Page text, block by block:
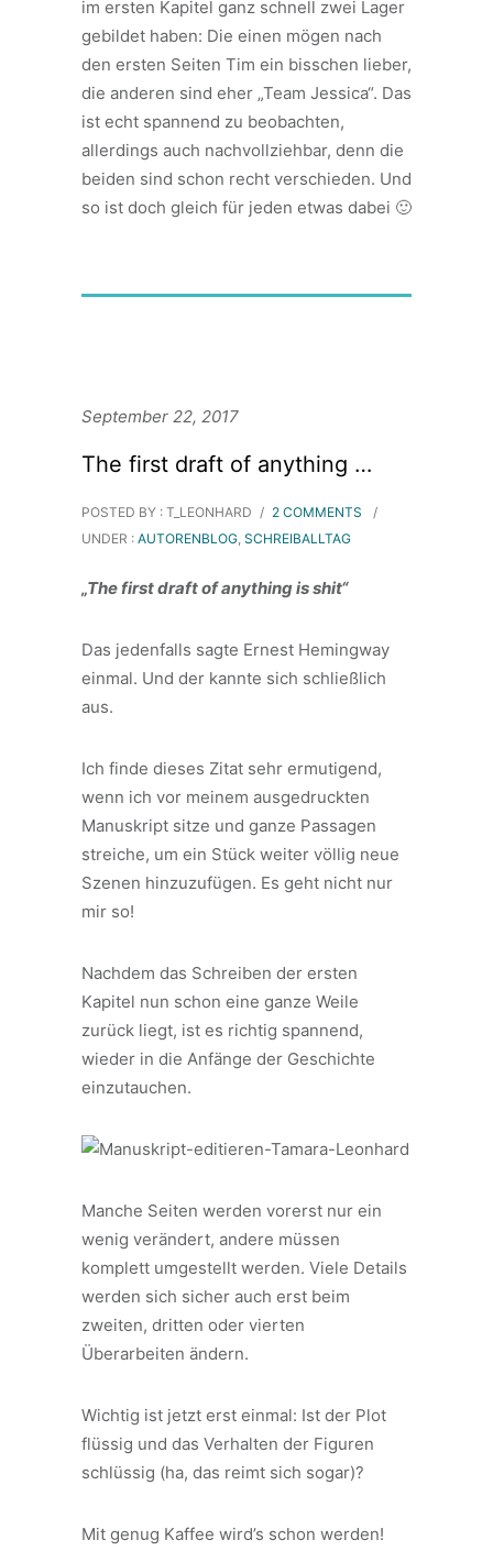
im ersten Kapitel ganz schnell zwei Lager
gebildet haben: Die einen mögen nach
den ersten Seiten Tim ein bisschen lieber,
die anderen sind eher „Team Jessica“. Das
ist echt spannend zu beobachten,
allerdings auch nachvollziehbar, denn die
beiden sind schon recht verschieden. Und
so ist doch gleich für jeden etwas dabei 🙂
September 22, 2017
The first draft of anything …
POSTED BY : T_LEONHARD / 2 COMMENTS
/
UNDER : AUTORENBLOG, SCHREIBALLTAG
„The first draft of anything is shit“
Das jedenfalls sagte Ernest Hemingway
einmal. Und der kannte sich schließlich
aus.
Ich finde dieses Zitat sehr ermutigend,
wenn ich vor meinem ausgedruckten
Manuskript sitze und ganze Passagen
streiche, um ein Stück weiter völlig neue
Szenen hinzuzufügen. Es geht nicht nur
mir so!
Nachdem das Schreiben der ersten
Kapitel nun schon eine ganze Weile
zurück liegt, ist es richtig spannend,
wieder in die Anfänge der Geschichte
einzutauchen.
Manche Seiten werden vorerst nur ein
wenig verändert, andere müssen
komplett umgestellt werden. Viele Details
werden sich sicher auch erst beim
zweiten, dritten oder vierten
Überarbeiten ändern.
Wichtig ist jetzt erst einmal: Ist der Plot
flüssig und das Verhalten der Figuren
schlüssig (ha, das reimt sich sogar)?
Mit genug Kaffee wird’s schon werden!